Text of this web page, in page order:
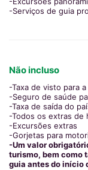
-Serviços de guia
Não incluso
-Taxa de visto para
-Seguro de saúde
-Taxa de saída do
-Todos os extras de
-Excursões extras
-Gorjetas para
-Um valor
turismo, bem como
guia antes do início